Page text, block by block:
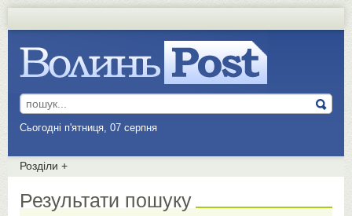
Сьогодні п'ятниця, 07 серпня
Розділи +
Результати пошуку